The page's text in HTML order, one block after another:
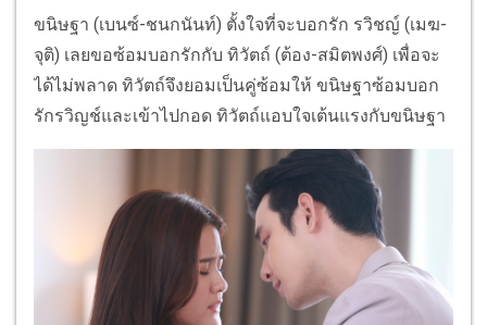
ขนิษฐา (เบนซ์-ชนกนันท์) ตั้งใจที่จะบอกรัก รวิชญ์ (เมฆ-
จุติ) เลยขอซ้อมบอกรักกับ ทิวัตถ์ (ต้อง-สมิตพงศ์) เพื่อจะ
ได้ไม่พลาด ทิวัตถ์จึงยอมเป็นคู่ซ้อมให้ ขนิษฐาซ้อมบอก
รักรวิญช์และเข้าไปกอด ทิวัตถ์แอบใจเต้นแรงกับขนิษฐา